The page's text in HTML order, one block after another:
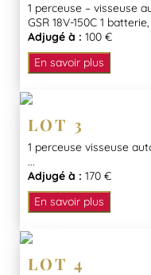
1 perceuse – visseuse
GSR 18V-150C 1
Adjugé à : 100 €
En savoir plus
LOT 3
1 perceuse visseuse
...
Adjugé à : 170 €
En savoir plus
LOT 4